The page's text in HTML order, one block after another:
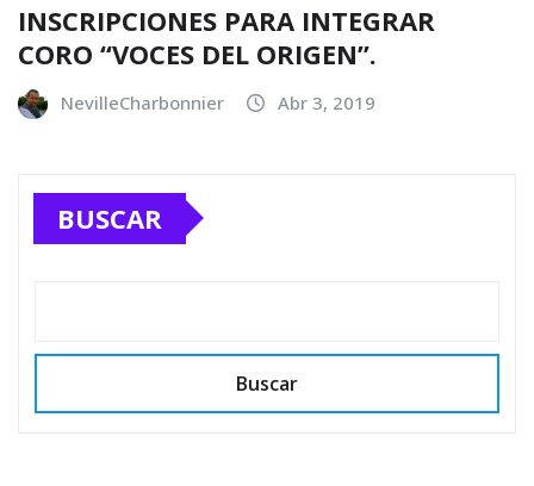
INSCRIPCIONES PARA INTEGRAR
CORO “VOCES DEL ORIGEN”.
NevilleCharbonnier Abr 3, 2019
BUSCAR
Buscar